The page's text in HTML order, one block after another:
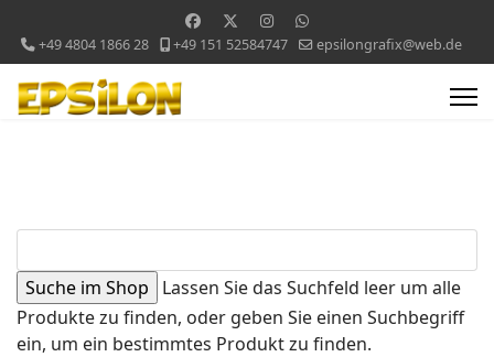
+49 4804 1866 28 +49 151 52584747 epsilongrafix@web.de
Lassen Sie das Suchfeld leer um alle
Produkte zu finden, oder geben Sie einen Suchbegriff
ein, um ein bestimmtes Produkt zu finden.